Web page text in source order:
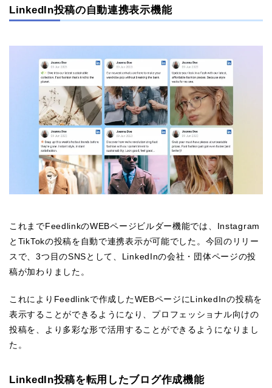
LinkedIn投稿の自動連携表示機能
これまでFeedlinkのWEBページビルダー機能では、Instagram
とTikTokの投稿を自動で連携表示が可能でした。今回のリリー
スで、3つ目のSNSとして、LinkedInの会社・団体ページの投
稿が加わりました。
これによりFeedlinkで作成したWEBページにLinkedInの投稿を
表示することができるようになり、プロフェッショナル向けの
投稿を、より多彩な形で活用することができるようになりまし
た。
LinkedIn投稿を転用したブログ作成機能